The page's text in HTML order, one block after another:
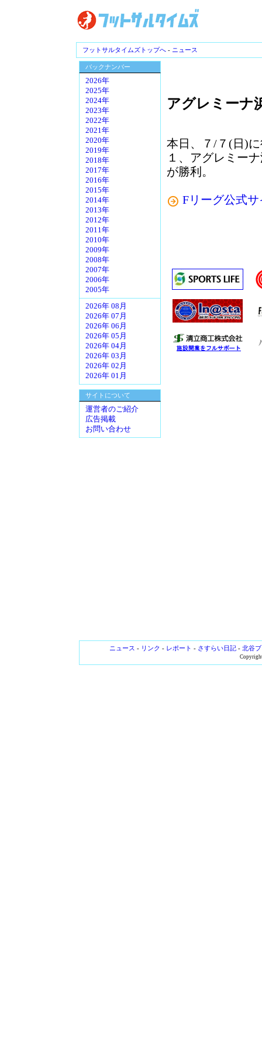
フットサルタイムズトップへ - ニュース
バックナンバー
2026年
2025年
2024年
2023年
2022年
2021年
2020年
2019年
2018年
2017年
2016年
2015年
2014年
2013年
2012年
2011年
2010年
2009年
2008年
2007年
2006年
2005年
2026年 08月
2026年 07月
2026年 06月
2026年 05月
2026年 04月
2026年 03月
2026年 02月
2026年 01月
サイトについて
運営者のご紹介
広告掲載
お問い合わせ
アグレミーナ
本日、７/７(日)
１、アグレミー
が勝利。
Fリーグ公式サ
ニュース - リンク - レポート - さすらい日記- 北谷